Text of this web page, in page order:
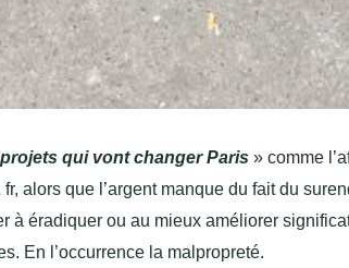
qui vont changer Paris » comme
alors que l’argent manque du fait du
à éradiquer ou au mieux améliorer
En l’occurrence la malpropreté.